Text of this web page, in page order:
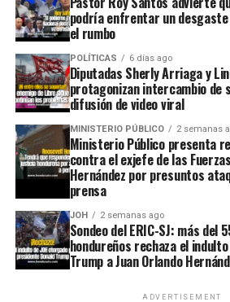
podría enfrentar un
el rumbo
POLÍTICAS 6 días ago
Diputadas Sherly Arriaga y
protagonizan intercambio de
difusión de video viral
MINISTERIO PÚBLICO 2 semanas
Ministerio Público presenta
contra el exjefe de las
Hernández por presuntos
prensa
JOH 2 semanas ago
Sondeo del ERIC-SJ: más del
hondureños rechaza el
Trump a Juan Orlando
ADVERTISEMENT